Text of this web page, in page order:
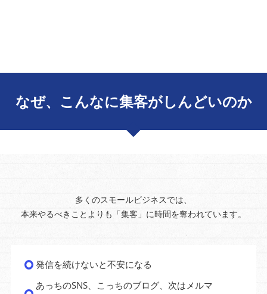
なぜ、こんなに集客がしんどいのか
多くのスモールビジネスでは、
本来やるべきことよりも「集客」に時間を奪われています。
発信を続けないと不安になる
あっちのSNS、こっちのブログ、次はメルマ